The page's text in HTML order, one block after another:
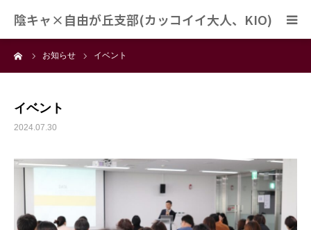
陰キャ×自由が丘支部(カッコイイ大人、KIO)
お知らせ イベント
イベント
2024.07.30
陰キャ×自由が丘支部とは？